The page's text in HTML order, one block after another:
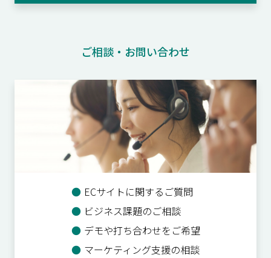
ご相談・お問い合わせ
● ECサイトに関するご質問
● ビジネス課題のご相談
● デモや打ち合わせをご希望
● マーケティング支援の相談